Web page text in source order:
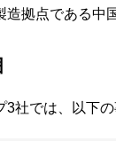
拠点である中
社では、以下